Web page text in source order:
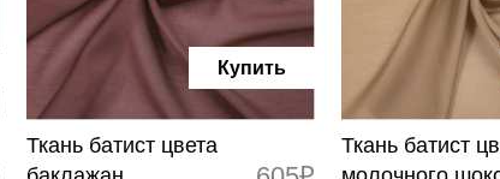
Купить
Ткань батист цвета
Ткань батист